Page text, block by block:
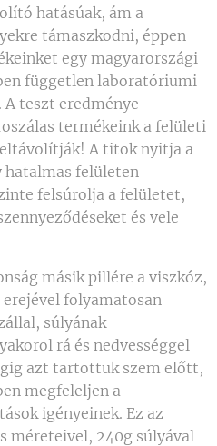
hatásúak, ám a
támaszkodni, éppen
egy magyarországi
független laboratóriumi
teszt eredménye
termékeink a felületi
A titok nyitja a
hatalmas felületen
felsúrolja a felületet,
és vele
másik pillére a viszkóz,
folyamatosan
súlyának
rá és nedvességgel
azt tartottuk szem előtt,
megfeleljen a
igényeinek. Ez az
méreteivel, 240g súlyával